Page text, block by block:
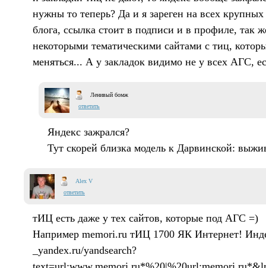
нужны то теперь? Да и я зареген на всех
блога, ссылка стоит в подписи и в профиле, так
некоторыми тематическими сайтами с тиц,
меняться... А у закладок видимо не у всех АГС,
Ленивый бомж
ответить
Яндекс зажрался?
Тут скорей близка модель к Дарвинской:
Alex V
ответить
тИЦ есть даже у тех сайтов, которые под АГС =)
Например memori.ru тИЦ 1700 ЯК Интернет!
_yandex.ru/yandsearch?